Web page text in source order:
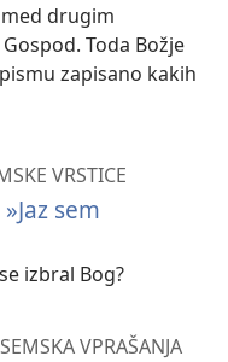
drugim
Toda Božje
zapisano kakih
VRSTICE
sem
izbral Bog?
VPRAŠANJA